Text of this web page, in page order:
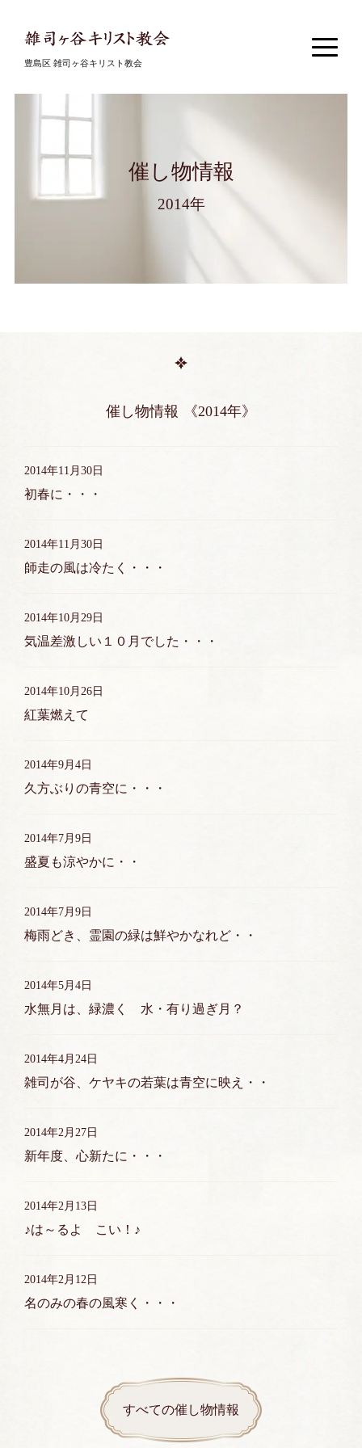
豊島区 雑司ヶ谷キリスト教会
催し物情報
2014年
催し物情報 《2014年》
2014年11月30日
初春に・・・
2014年11月30日
師走の風は冷たく・・・
2014年10月29日
気温差激しい１０月でした・・・
2014年10月26日
紅葉燃えて
2014年9月4日
久方ぶりの青空に・・・
2014年7月9日
盛夏も涼やかに・・
2014年7月9日
梅雨どき、霊園の緑は鮮やかなれど・・
2014年5月4日
水無月は、緑濃く 水・有り過ぎ月？
2014年4月24日
雑司が谷、ケヤキの若葉は青空に映え・・
2014年2月27日
新年度、心新たに・・・
2014年2月13日
♪は～るよ こい！♪
2014年2月12日
名のみの春の風寒く・・・
すべての催し物情報